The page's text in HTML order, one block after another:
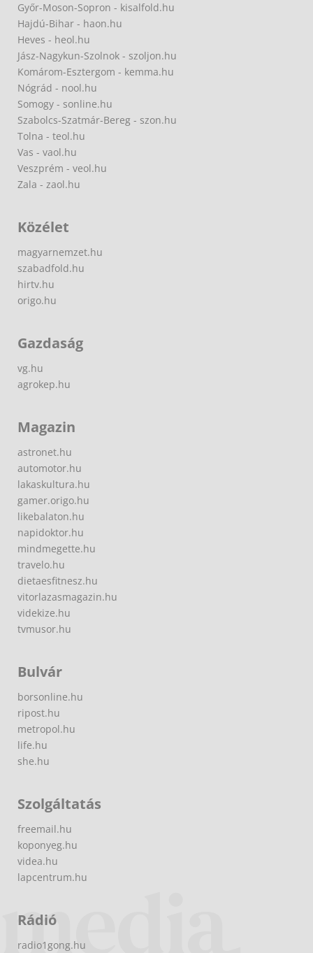
Győr-Moson-Sopron - kisalfold.hu
Hajdú-Bihar - haon.hu
Heves - heol.hu
Jász-Nagykun-Szolnok - szoljon.hu
Komárom-Esztergom - kemma.hu
Nógrád - nool.hu
Somogy - sonline.hu
Szabolcs-Szatmár-Bereg - szon.hu
Tolna - teol.hu
Vas - vaol.hu
Veszprém - veol.hu
Zala - zaol.hu
Közélet
magyarnemzet.hu
szabadfold.hu
hirtv.hu
origo.hu
Gazdaság
vg.hu
agrokep.hu
Magazin
astronet.hu
automotor.hu
lakaskultura.hu
gamer.origo.hu
likebalaton.hu
napidoktor.hu
mindmegette.hu
travelo.hu
dietaesfitnesz.hu
vitorlazasmagazin.hu
videkize.hu
tvmusor.hu
Bulvár
borsonline.hu
ripost.hu
metropol.hu
life.hu
she.hu
Szolgáltatás
freemail.hu
koponyeg.hu
videa.hu
lapcentrum.hu
Rádió
radio1gong.hu